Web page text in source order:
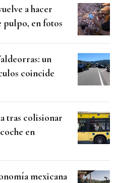
a hacer
pulpo, en fotos
un
coincide
tras colisionar
en
mexicana